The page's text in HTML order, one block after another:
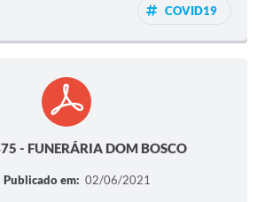
COVID19
- FUNERÁRIA DOM BOSCO
Publicado em: 02/06/2021